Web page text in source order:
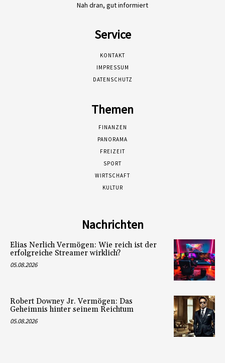
Nah dran, gut informiert
Service
KONTAKT
IMPRESSUM
DATENSCHUTZ
Themen
FINANZEN
PANORAMA
FREIZEIT
SPORT
WIRTSCHAFT
KULTUR
Nachrichten
Elias Nerlich Vermögen: Wie reich ist der
erfolgreiche Streamer wirklich?
05.08.2026
Robert Downey Jr. Vermögen: Das
Geheimnis hinter seinem Reichtum
05.08.2026